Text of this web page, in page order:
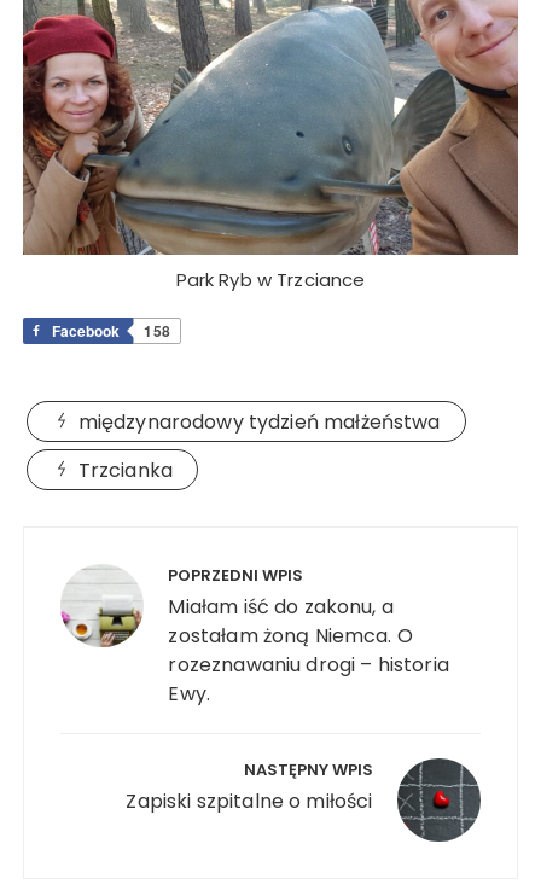
Park Ryb w Trzciance
Facebook 158
międzynarodowy tydzień małżeństwa
Trzcianka
wpisu POPRZEDNI WPIS
Miałam iść do zakonu, a
zostałam żoną Niemca. O
rozeznawaniu drogi – historia
Ewy.
NASTĘPNY WPIS
Zapiski szpitalne o miłości